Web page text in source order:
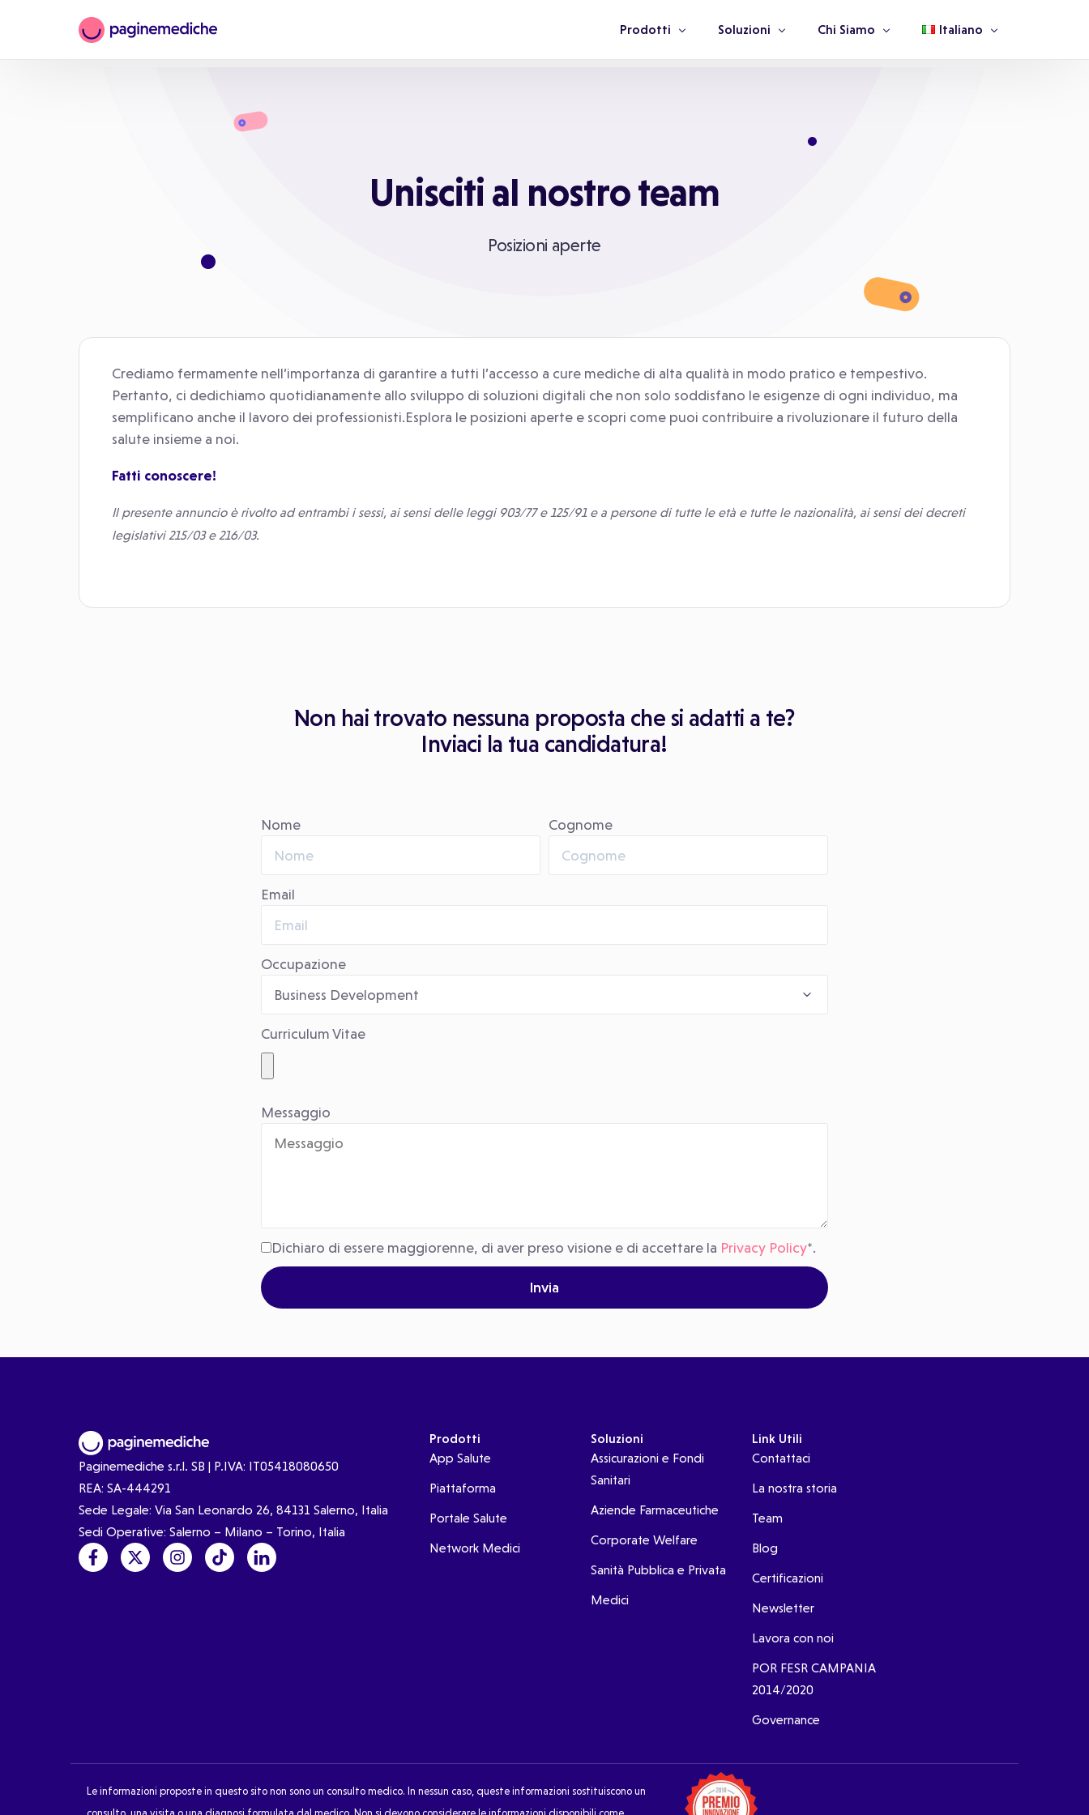
Prodotti
Network Medici
Soluzioni
Aziende Farmaceutiche
Sanità Pubblica e Privata
Chi Siamo
Governance
Italiano
Unisciti al nostro team
Posizioni aperte
Crediamo fermamente nell’importanza di garantire a tutti l’accesso a cure mediche di alta qualità in modo pratico e tempestivo.
Pertanto, ci dedichiamo quotidianamente allo sviluppo di soluzioni digitali che non solo soddisfano le esigenze di ogni individuo, ma
semplificano anche il lavoro dei professionisti.Esplora le posizioni aperte e scopri come puoi contribuire a rivoluzionare il futuro della
salute insieme a noi.
Fatti conoscere!
Il presente annuncio è rivolto ad entrambi i sessi, ai sensi delle leggi 903/77 e 125/91 e a persone di tutte le età e tutte le nazionalità, ai sensi dei decreti
legislativi 215/03 e 216/03.
Non hai trovato nessuna proposta che si adatti a te?
Inviaci la tua candidatura!
Nome Cognome
Email
Occupazione
Curriculum Vitae
Messaggio
Dichiaro di essere maggiorenne, di aver preso visione e di accettare la Privacy Policy*.
Invia
Paginemediche s.r.l. SB | P.IVA: IT05418080650
REA: SA-444291
Sede Legale: Via San Leonardo 26, 84131 Salerno, Italia
Sedi Operative: Salerno – Milano – Torino, Italia
Prodotti
App Salute
Piattaforma
Portale Salute
Network Medici
Soluzioni
Assicurazioni e Fondi
Sanitari
Aziende Farmaceutiche
Corporate Welfare
Sanità Pubblica e Privata
Medici
Link Utili
Contattaci
La nostra storia
Team
Blog
Certificazioni
Newsletter
Lavora con noi
POR FESR CAMPANIA
2014/2020
Governance
Le informazioni proposte in questo sito non sono un consulto medico. In nessun caso, queste informazioni sostituiscono un